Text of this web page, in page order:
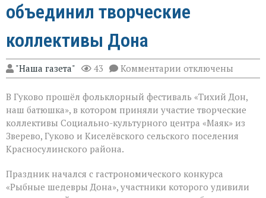
объединил творческие
коллективы Дона
"Наша газета" 43 Комментарии к
записи
фестиваль
объединил
творческие
коллективы
Дона
отключены
В Гуково прошёл фольклорный фестиваль «Тихий Дон,
наш батюшка», в котором приняли участие творческие
коллективы Социально-культурного центра «Маяк» из
Зверево, Гуково и Киселёвского сельского поселения
Красносулинского района.
Праздник начался с гастрономического конкурса
«Рыбные шедевры Дона», участники которого удивили